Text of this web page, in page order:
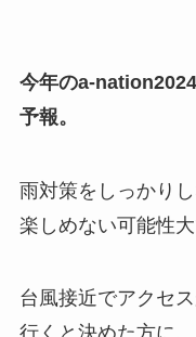
今年のa-
予報。
雨対策をしっかり
楽しめない可能性大
台風接近でアクセ